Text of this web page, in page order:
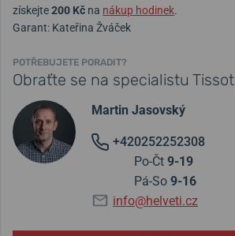
získejte200 Kč na nákup hodinek.
Garant: Kateřina Žváček
POTŘEBUJETE PORADIT?
Obraťte se na specialistu Tissot
Martin Jasovský
+420252252308
Po-Čt 9-19
Pá-So 9-16
info@helveti.cz